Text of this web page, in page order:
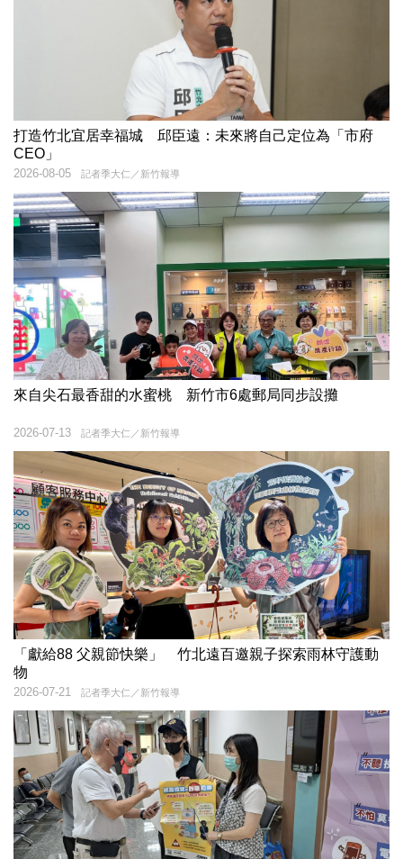
打造竹北宜居幸福城 邱臣遠：未來將自己定位為「市府
CEO」
記者季大仁／新竹報導
2026-08-05
來自尖石最香甜的水蜜桃 新竹市6處郵局同步設攤
記者季大仁／新竹報導
2026-07-13
「獻給88 父親節快樂」 竹北遠百邀親子探索雨林守護動
物
記者季大仁／新竹報導
2026-07-21